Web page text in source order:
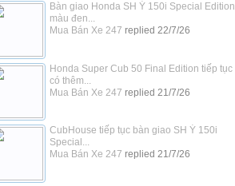
Bàn giao Honda SH Ý 150i Special Edition
màu đen...
Mua Bán Xe 247 replied 22/7/26
Honda Super Cub 50 Final Edition tiếp tục
có thêm...
Mua Bán Xe 247 replied 21/7/26
CubHouse tiếp tục bàn giao SH Ý 150i
Special...
Mua Bán Xe 247 replied 21/7/26